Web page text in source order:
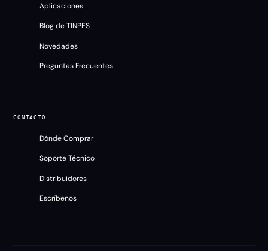
Aplicaciones
Blog de TINPES
Novedades
Preguntas Frecuentes
CONTACTO
Dónde Comprar
Soporte Técnico
Distribuidores
Escríbenos